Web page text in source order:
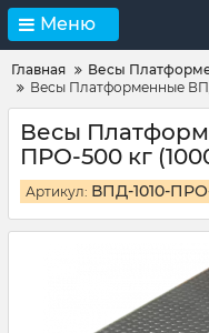
Меню
Главная Весы
Весы Платформенные
Весы
ПРО-500 кг
Артикул: ВПД-1010-